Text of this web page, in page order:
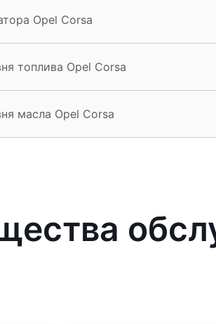
Opel Corsa
топлива Opel Corsa
масла Opel Corsa